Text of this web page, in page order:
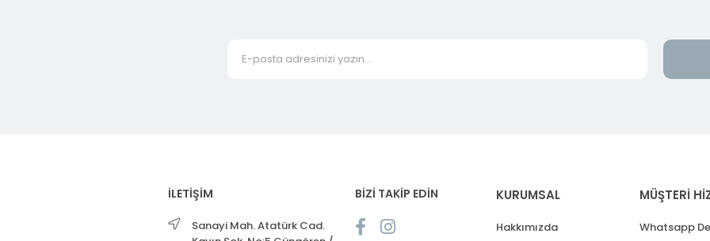
İLETİŞİM
Sanayi Mah. Atatürk Cad.
BİZİ TAKİP EDİN KURUMSAL
Hakkımızda
MÜŞTERİ
Whatsapp